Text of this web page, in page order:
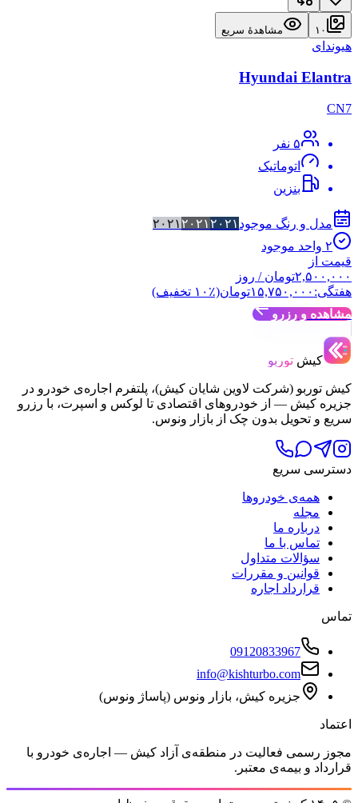
۱۰ مشاهدهٔ سریع
هیوندای
Hyundai Elantra
CN7
۵ نفر
اتوماتیک
بنزین
مدل و رنگ موجود ۲۰۲۱ ۲۰۲۱۲۰۲۱
۲ واحد موجود
قیمت از
۲,۵۰۰,۰۰۰تومان / روز
هفتگی: ۱۵,۷۵۰,۰۰۰تومان(٪ ۱۰ تخفیف)
مشاهده و رزرو
کیش توربو
کیش توربو (شرکت لاوین شایان کیش)، پلتفرم اجاره‌ی خودرو در
جزیره کیش — از خودروهای اقتصادی تا لوکس و اسپرت، با رزرو
سریع و تحویل بدون چک از بازار ونوس.
دسترسی سریع
همه‌ی خودروها
مجله
درباره ما
تماس با ما
سؤالات متداول
قوانین و مقررات
قرارداد اجاره
تماس
09120833967
info@kishturbo.com
جزیره کیش، بازار ونوس (پاساژ ونوس)
اعتماد
مجوز رسمی فعالیت در منطقه‌ی آزاد کیش — اجاره‌ی خودرو با
قرارداد و بیمه‌ی معتبر.